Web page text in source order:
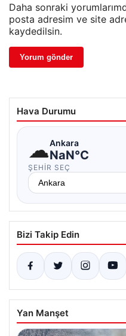
Daha sonraki
posta adresim ve site
kaydedilsin.
Hava Durumu
☁Ankara
NaN°C
ŞEHIR SEÇ
Bizi Takip Edin
Yan Manşet